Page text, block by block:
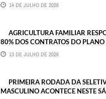
14 DE JULHO DE 2026
AGRICULTURA FAMILIAR
80% DOS CONTRATOS DO
13 DE JULHO DE 2026
PRIMEIRA RODADA DA
MASCULINO ACONTECE NESTE